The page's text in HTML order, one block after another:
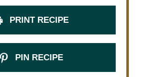
PRINT RECIPE
PIN RECIPE